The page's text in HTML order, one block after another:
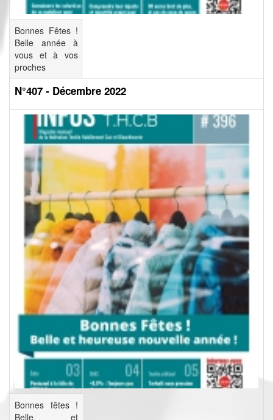
Bonnes Fêtes !
Belle année à
vous et à vos
proches
N°407 - Décembre 2022
Bonnes fêtes !
Belle et